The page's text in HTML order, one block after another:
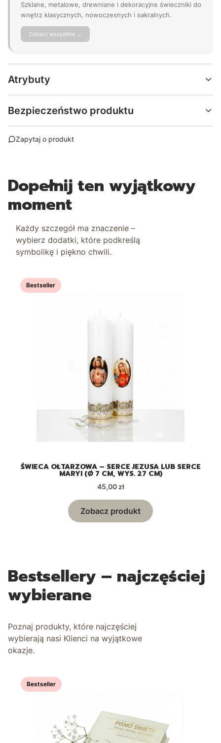
Szklane, metalowe, drewniane i dekoracyjne świeczniki do
wnętrz klasycznych, nowoczesnych i sakralnych.
Zobacz wszystkie →
Atrybuty
Bezpieczeństwo produktu
Zapytaj o produkt
Dopełnij ten wyjątkowy
moment
Każdy szczegół ma znaczenie –
wybierz dodatki, które podkreślą
symbolikę i piękno chwili.
Bestseller
ŚWIECA OŁTARZOWA – SERCE JEZUSA LUB SERCE
MARYI (Ø 7 CM, WYS. 27 CM)
Cena
45,00 zł
Zobacz produkt
Bestsellery – najczęściej
wybierane
Poznaj produkty, które najczęściej
wybierają nasi Klienci na wyjątkowe
okazje.
Bestseller